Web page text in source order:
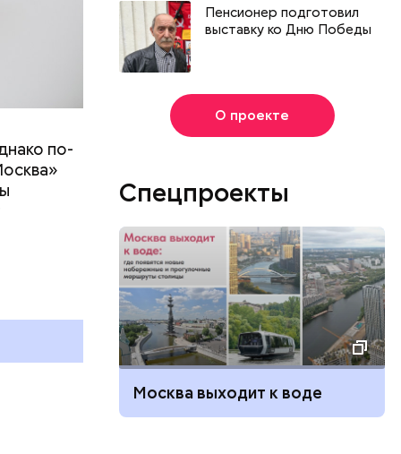
по-
Пенсионер подготовил
выставку ко Дню Победы
О проекте
Спецпроекты
Москва выходит к воде